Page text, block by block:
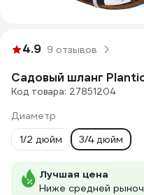
4.9 9 отзывов
Садовый шланг
Код товара: 27851204
Диаметр
1/2 дюйм
3/4 дюйм
Лучшая цена
Ниже средней